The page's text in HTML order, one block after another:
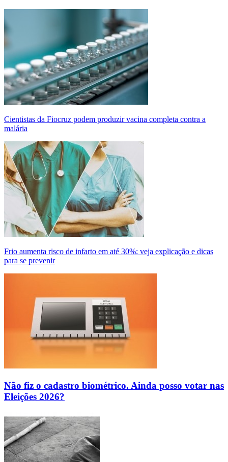
Cientistas da Fiocruz podem produzir vacina completa contra a
malária
Frio aumenta risco de infarto em até 30%: veja explicação e dicas
para se prevenir
Não fiz o cadastro biométrico. Ainda posso votar nas
Eleições 2026?